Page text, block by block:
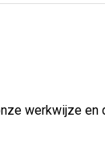
werkwijze en